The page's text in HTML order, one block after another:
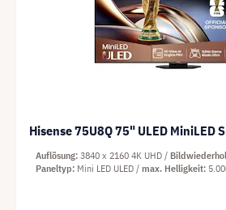
Hisense 75U8Q 75" ULED MiniLED
Auflösung 3840 x 2160 4K UHD
Paneltyp Mini LED ULED max. Helligkeit